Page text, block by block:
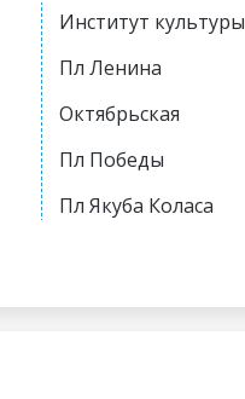
Институт культуры
Пл Ленина
Октябрьская
Пл Победы
Пл Якуба Коласа